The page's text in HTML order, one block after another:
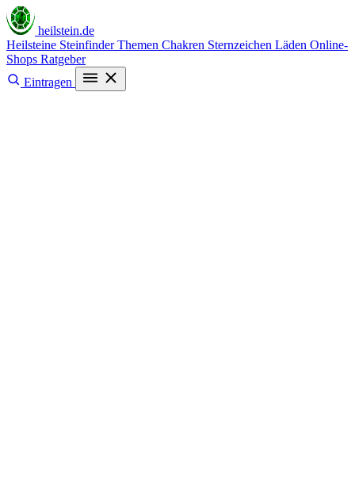
heilstein.de
Heilsteine SteinfinderThemen Chakren Sternzeichen Läden Online-
Shops Ratgeber
Eintragen